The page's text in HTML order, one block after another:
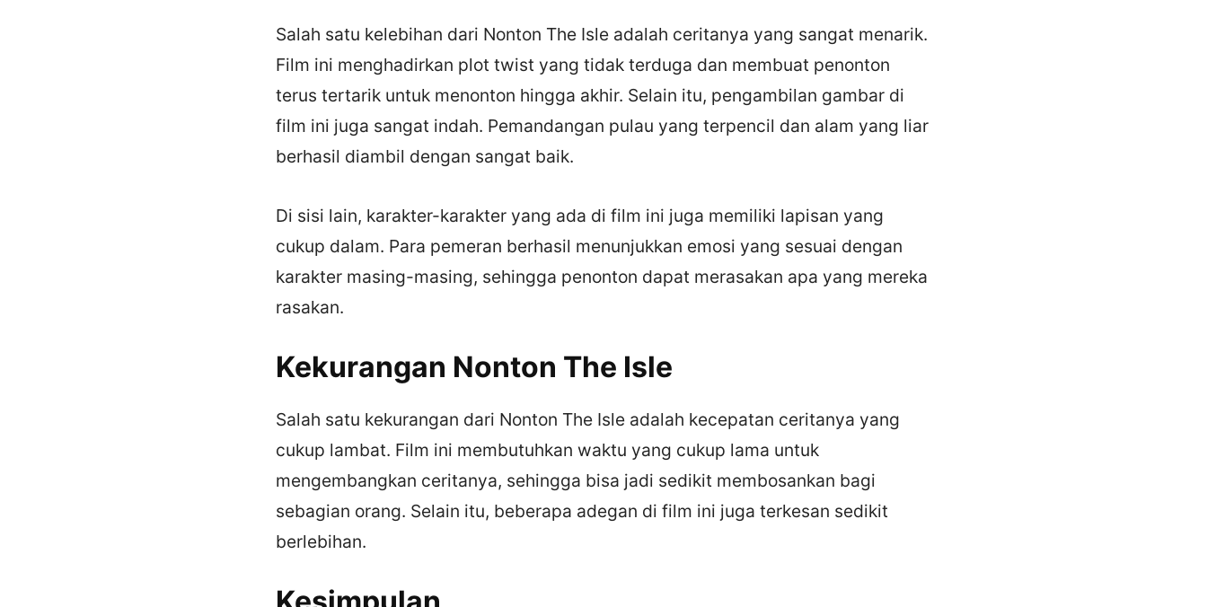
Salah satu kelebihan dari Nonton The Isle adalah ceritanya yang sangat menarik.
Film ini menghadirkan plot twist yang tidak terduga dan membuat penonton
terus tertarik untuk menonton hingga akhir. Selain itu, pengambilan gambar di
film ini juga sangat indah. Pemandangan pulau yang terpencil dan alam yang liar
berhasil diambil dengan sangat baik.
Di sisi lain, karakter-karakter yang ada di film ini juga memiliki lapisan yang
cukup dalam. Para pemeran berhasil menunjukkan emosi yang sesuai dengan
karakter masing-masing, sehingga penonton dapat merasakan apa yang mereka
rasakan.
Kekurangan Nonton The Isle
Salah satu kekurangan dari Nonton The Isle adalah kecepatan ceritanya yang
cukup lambat. Film ini membutuhkan waktu yang cukup lama untuk
mengembangkan ceritanya, sehingga bisa jadi sedikit membosankan bagi
sebagian orang. Selain itu, beberapa adegan di film ini juga terkesan sedikit
berlebihan.